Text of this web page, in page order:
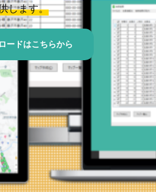
します。
ードはこちらから